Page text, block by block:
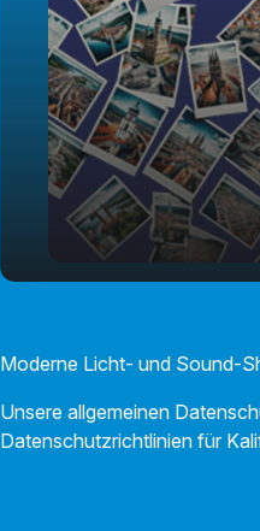
Moderne Licht- und Sound-
Unsere allgemeinen
Datenschutzrichtlinien für